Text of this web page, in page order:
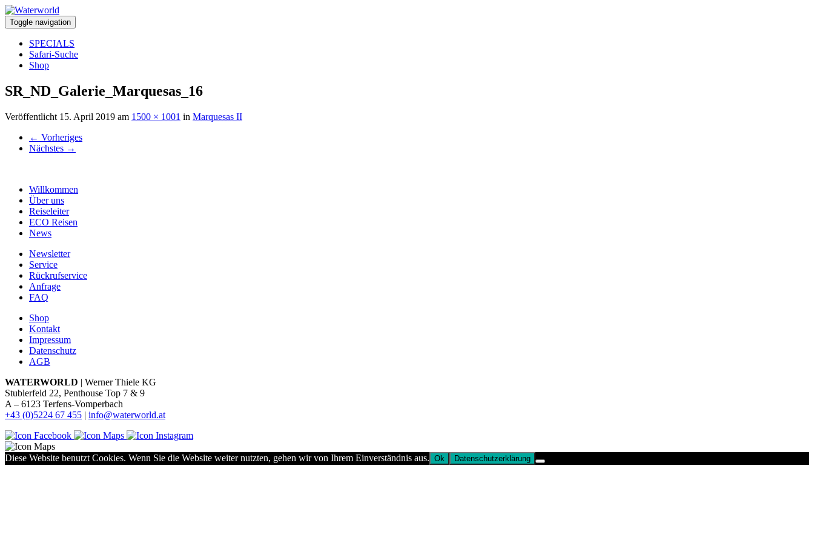
Toggle navigation
SPECIALS
Safari-Suche
Shop
SR_ND_Galerie_Marquesas_16
Veröffentlicht 15. April 2019 am 1500 × 1001 in Marquesas II
← Vorheriges
Nächstes →
Willkommen
Über uns
Reiseleiter
ECO Reisen
News
Newsletter
Service
Rückrufservice
Anfrage
FAQ
Shop
Kontakt
Impressum
Datenschutz
AGB
WATERWORLD | Werner Thiele KG
Stublerfeld 22, Penthouse Top 7 & 9
A – 6123 Terfens-Vomperbach
+43 (0)5224 67 455 | info@waterworld.at
Diese Website benutzt Cookies. Wenn Sie die Website weiter nutzten, gehen wir von Ihrem Einverständnis aus. Ok Datenschutzerklärung